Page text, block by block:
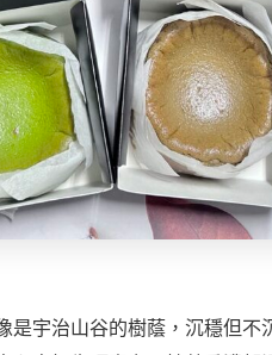
是宇治山谷的樹蔭，沉穩但